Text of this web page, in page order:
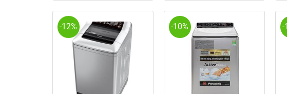
16.600.000₫.là:
14.890.000₫.
23.000.000₫.là:
20.300.000₫.
-12% -10% -